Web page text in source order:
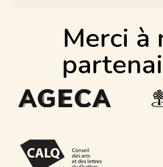
Merci à